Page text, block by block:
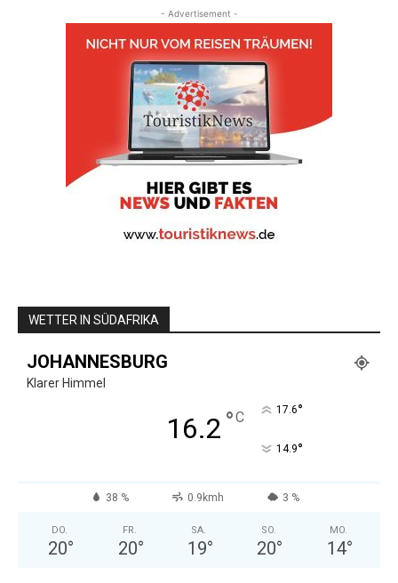
- Advertisement -
WETTER IN SÜDAFRIKA
JOHANNESBURG
Klarer Himmel
16.2 °C 17.6°
14.9°
38 % 0.9kmh 3 %
DO.
20°
FR.
20°
SA.
19°
SO.
20°
MO.
14°